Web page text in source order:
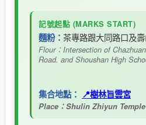
記號起點 (MARKS START)
麵粉： 茶專路跟大同路口及
Flour：Intersection of
Road. and Shoushan High
集合地點： 📍樹林旨雲宮
Place：Shulin Zhiyun Temple